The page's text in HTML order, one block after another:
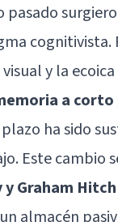
pasado
y la
a
ha sido
Este cambio
Graham Hitch
almacén